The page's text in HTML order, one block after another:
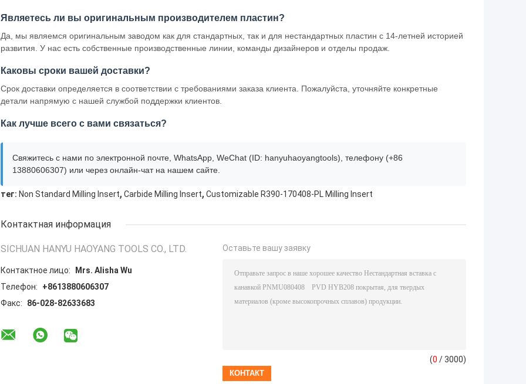
Являетесь ли вы оригинальным производителем пластин?
Да, мы являемся оригинальным заводом как для стандартных, так и для нестандартных пластин с 14-летней историей
развития. У нас есть собственные производственные линии, команды дизайнеров и отделы продаж.
Каковы сроки вашей доставки?
Срок доставки определяется в соответствии с требованиями заказа клиента. Пожалуйста, уточняйте конкретные
детали напрямую с нашей службой поддержки клиентов.
Как лучше всего с вами связаться?
Свяжитесь с нами по электронной почте, WhatsApp, WeChat (ID: hanyuhaoyangtools), телефону (+86
13880606307) или через онлайн-чат на нашем сайте.
тег: Non Standard Milling Insert, Carbide Milling Insert, Customizable R390-170408-PL Milling Insert
Контактная информация
SICHUAN HANYU HAOYANG TOOLS CO., LTD.
Контактное лицо:
Mrs. Alisha Wu
Телефон:
+8613880606307
Факс:
86-028-82633683
Оставьте вашу заявку
(0 / 3000)